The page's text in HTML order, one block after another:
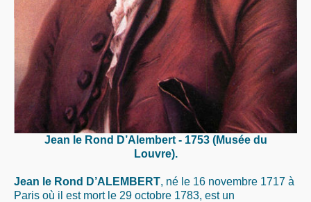
Jean le Rond D’Alembert - 1753 (Musée du
Louvre).
Jean le Rond D’ALEMBERT, né le 16 novembre 1717 à
Paris où il est mort le 29 octobre 1783, est un